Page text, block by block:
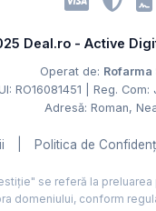
Deal.ro - Active
Operat de: Rofarma
RO16081451 | Reg.
Adresă: Roman,
Politica de
se referă la
domeniului, conform